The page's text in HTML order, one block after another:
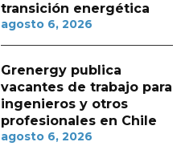
transición energética
agosto 6, 2026
Grenergy publica
vacantes de trabajo para
ingenieros y otros
profesionales en Chile
agosto 6, 2026